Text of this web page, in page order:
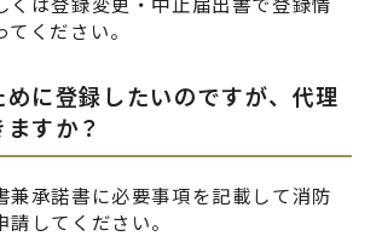
ください。
に登録したいのですが、代理
すか？
兼承諾書に必要事項を記載して消防
してください。